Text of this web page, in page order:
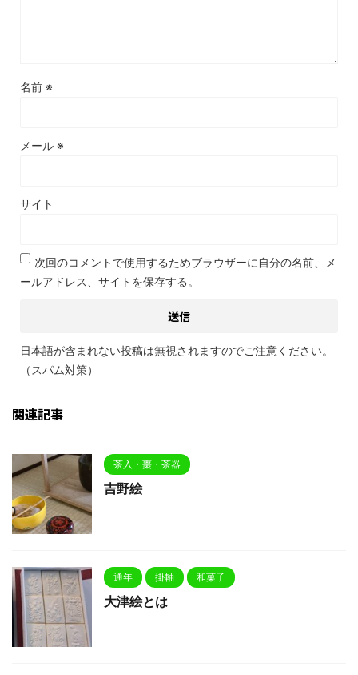
名前 ※
メール ※
サイト
次回のコメントで使用するためブラウザーに自分の名前、メ
ールアドレス、サイトを保存する。
日本語が含まれない投稿は無視されますのでご注意ください。
（スパム対策）
関連記事
茶入・棗・茶器
吉野絵
通年 掛軸 和菓子
大津絵とは